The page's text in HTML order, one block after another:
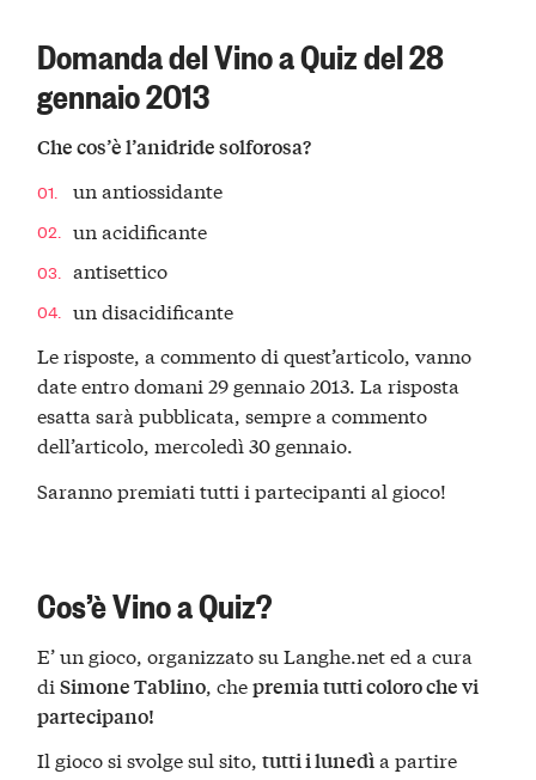
Domanda del Vino a Quiz del 28
gennaio 2013
Che cos’è l’anidride solforosa?
un antiossidante
un acidificante
antisettico
un disacidificante
Le risposte, a commento di quest’articolo, vanno
date entro domani 29 gennaio 2013. La risposta
esatta sarà pubblicata, sempre a commento
dell’articolo, mercoledì 30 gennaio.
Saranno premiati tutti i partecipanti al gioco!
Cos’è Vino a Quiz?
E’ un gioco, organizzato su Langhe.net ed a cura
diSimone Tablino , chepremia tutti coloro che vi
partecipano!
Il gioco si svolge sul sito,tutti i lunedìa partire